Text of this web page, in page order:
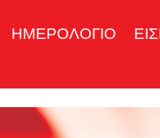
ΗΜΕΡΟΛΟΓΙΟ